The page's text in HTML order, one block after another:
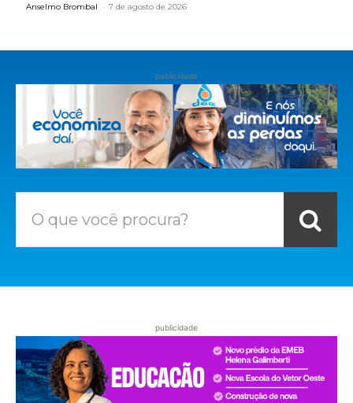
Anselmo Brombal - 7 de agosto de 2026
publicidade
O que você procura?
publicidade